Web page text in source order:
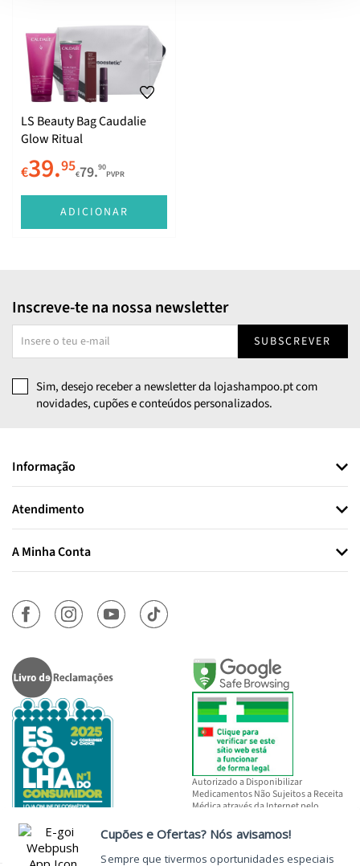
LS Beauty Bag Caudalie
Glow Ritual
€39.95€79.90
PVPR
ADICIONAR
Inscreve-te na nossa newsletter
SUBSCREVER
Sim, desejo receber a newsletter da lojashampoo.pt com
novidades, cupões e conteúdos personalizados.
Informação
Atendimento
A Minha Conta
Autorizado a Disponibilizar
Medicamentos Não Sujeitos a Receita
Médica através da Internet pelo